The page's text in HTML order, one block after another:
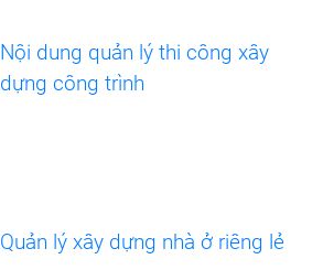
Nội dung quản lý thi công xây
dựng công trình
Quản lý xây dựng nhà ở riêng lẻ